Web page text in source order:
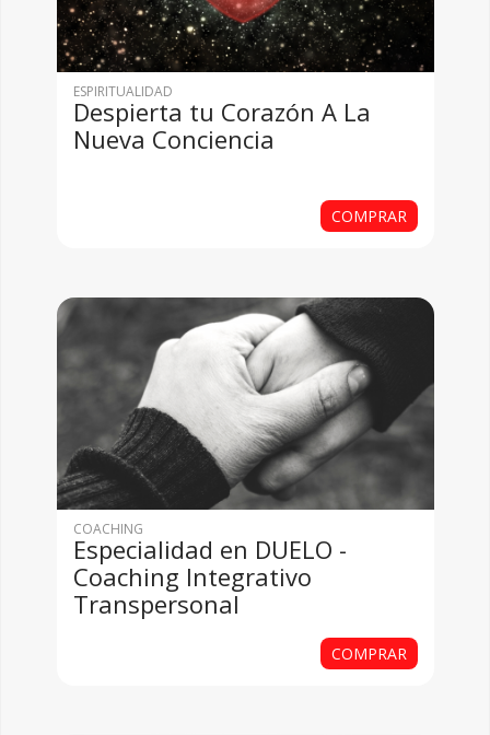
ESPIRITUALIDAD
Despierta tu Corazón A La
Nueva Conciencia
COMPRAR
COACHING
Especialidad en DUELO -
Coaching Integrativo
Transpersonal
COMPRAR